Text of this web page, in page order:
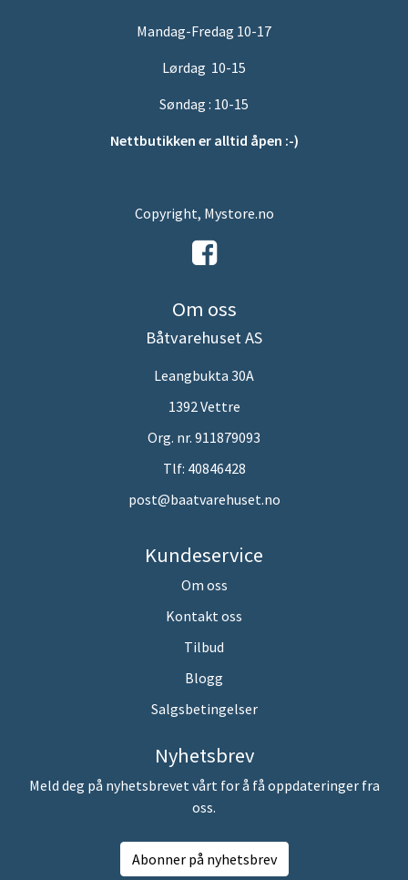
Mandag-Fredag 10-17
Lørdag 10-15
Søndag : 10-15
Nettbutikken er alltid åpen :-)
Copyright, Mystore.no
Om oss
Båtvarehuset AS
Leangbukta 30A
1392 Vettre
Org. nr. 911879093
Tlf: 40846428
post@baatvarehuset.no
Kundeservice
Om oss
Kontakt oss
Tilbud
Blogg
Salgsbetingelser
Nyhetsbrev
Meld deg på nyhetsbrevet vårt for å få oppdateringer fra
oss.
Abonner på nyhetsbrev